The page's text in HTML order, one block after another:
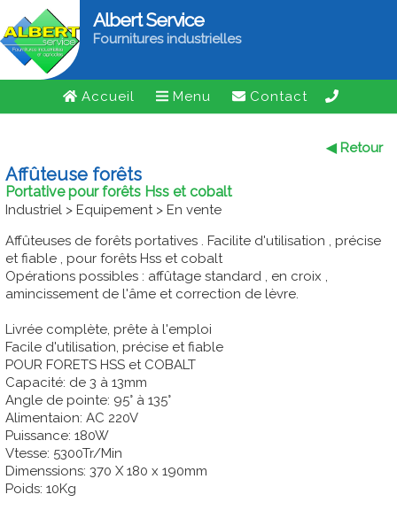
Albert Service
Fournitures industrielles
Accueil Menu Contact
◀ Retour
Affûteuse forêts
Portative pour forêts Hss et cobalt
Industriel > Equipement > En vente
Affûteuses de forêts portatives . Facilite d'utilisation , précise
et fiable , pour forêts Hss et cobalt
Opérations possibles : affûtage standard , en croix ,
amincissement de l'âme et correction de lèvre.
Livrée complète, prête à l'emploi
Facile d'utilisation, précise et fiable
POUR FORETS HSS et COBALT
Capacité: de 3 à 13mm
Angle de pointe: 95° à 135°
Alimentaion: AC 220V
Puissance: 180W
Vtesse: 5300Tr/Min
Dimenssions: 370 X 180 x 190mm
Poids: 10Kg